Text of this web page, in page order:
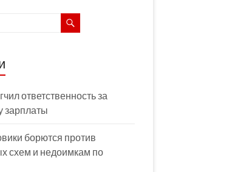
ответственность за
зарплаты
борются против
схем и недоимкам по